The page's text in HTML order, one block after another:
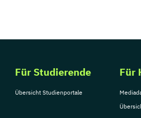
Für Studierende
Übersicht Studienportale
Für